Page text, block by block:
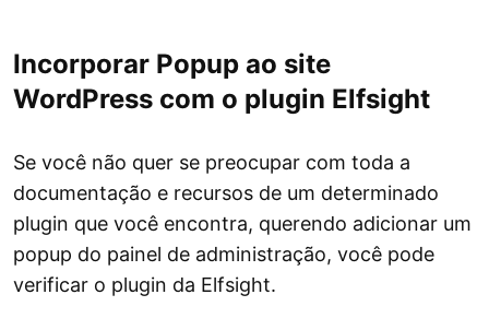
Incorporar Popup ao site
WordPress com o plugin Elfsight
Se você não quer se preocupar com toda a
documentação e recursos de um determinado
plugin que você encontra, querendo adicionar um
popup do painel de administração, você pode
verificar o plugin da Elfsight.